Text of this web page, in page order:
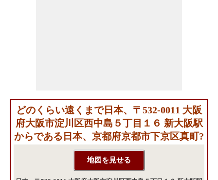
どのくらい遠くまで日本、〒532-0011 大阪
府大阪市淀川区西中島５丁目１６ 新大阪駅
からである日本、京都府京都市下京区真町?